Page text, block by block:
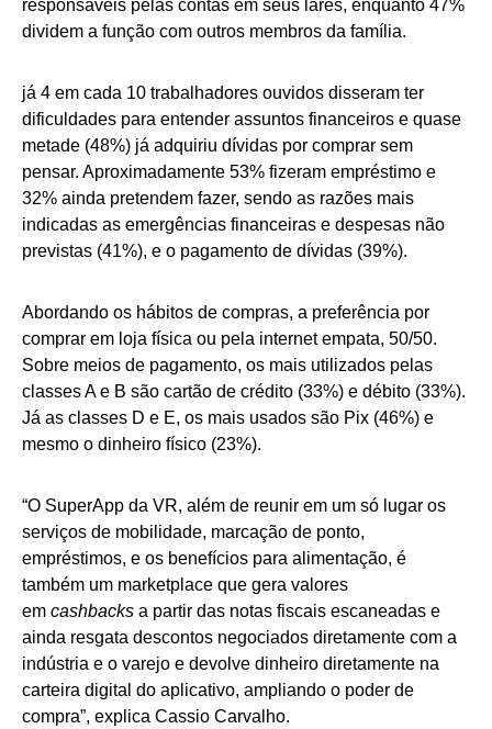
responsáveis pelas contas em seus lares, enquanto 47%
dividem a função com outros membros da família.
já 4 em cada 10 trabalhadores ouvidos disseram ter
dificuldades para entender assuntos financeiros e quase
metade (48%) já adquiriu dívidas por comprar sem
pensar. Aproximadamente 53% fizeram empréstimo e
32% ainda pretendem fazer, sendo as razões mais
indicadas as emergências financeiras e despesas não
previstas (41%), e o pagamento de dívidas (39%).
Abordando os hábitos de compras, a preferência por
comprar em loja física ou pela internet empata, 50/50.
Sobre meios de pagamento, os mais utilizados pelas
classes A e B são cartão de crédito (33%) e débito (33%).
Já as classes D e E, os mais usados são Pix (46%) e
mesmo o dinheiro físico (23%).
“O SuperApp da VR, além de reunir em um só lugar os
serviços de mobilidade, marcação de ponto,
empréstimos, e os benefícios para alimentação, é
também um marketplace que gera valores
em cashbacks a partir das notas fiscais escaneadas e
ainda resgata descontos negociados diretamente com a
indústria e o varejo e devolve dinheiro diretamente na
carteira digital do aplicativo, ampliando o poder de
compra”, explica Cassio Carvalho.